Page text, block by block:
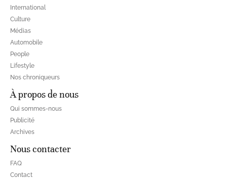
International
Culture
Médias
Automobile
People
Lifestyle
Nos chroniqueurs
À propos de nous
Qui sommes-nous
Publicité
Archives
Nous contacter
FAQ
Contact